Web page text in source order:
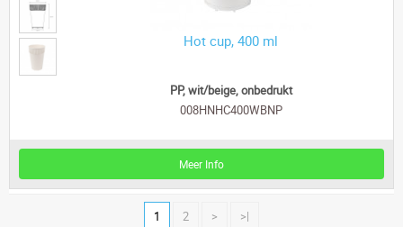
Hot cup, 400 ml
PP, wit/beige, onbedrukt
008HNHC400WBNP
Meer Info
1 2 >
>|